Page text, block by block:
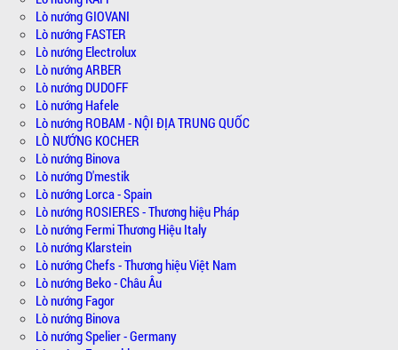
Lò nướng GIOVANI
Lò nướng FASTER
Lò nướng Electrolux
Lò nướng ARBER
Lò nướng DUDOFF
Lò nướng Hafele
Lò nướng ROBAM - NỘI ĐỊA TRUNG QUỐC
LÒ NƯỚNG KOCHER
Lò nướng Binova
Lò nướng D'mestik
Lò nướng Lorca - Spain
Lò nướng ROSIERES - Thương hiệu Pháp
Lò nướng Fermi Thương Hiệu Italy
Lò nướng Klarstein
Lò nướng Chefs - Thương hiệu Việt Nam
Lò nướng Beko - Châu Âu
Lò nướng Fagor
Lò nướng Binova
Lò nướng Spelier - Germany